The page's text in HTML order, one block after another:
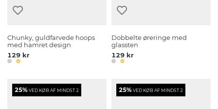
Chunky, guldfarvede hoops
med hamret design
129 kr
Dobbelte øreringe med
glassten
129 kr
25%VED KØB AF MINDST 2 25%VED KØB AF MINDST 2